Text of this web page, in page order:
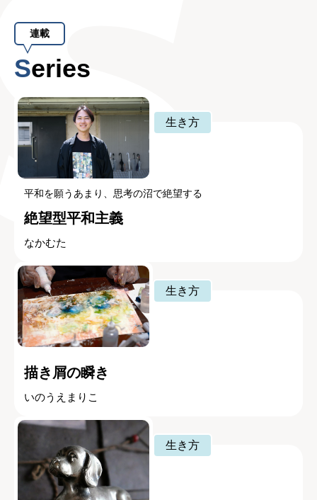
連載
Series
生き方
平和を願うあまり、思考の沼で絶望する
絶望型平和主義
なかむた
生き方
描き屑の瞬き
いのうえまりこ
生き方